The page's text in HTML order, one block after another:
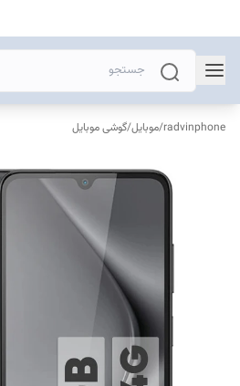
radvinphone
/موبایل/گوشی موبایل